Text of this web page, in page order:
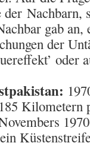
Nachbarn,
gab
der
oder
Kilometern